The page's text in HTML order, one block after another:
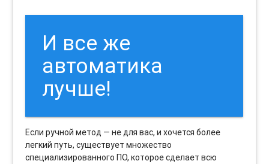
И все же
автоматика
лучше!
Если ручной метод — не для вас, и хочется более
легкий путь, существует множество
специализированного ПО, которое сделает всю